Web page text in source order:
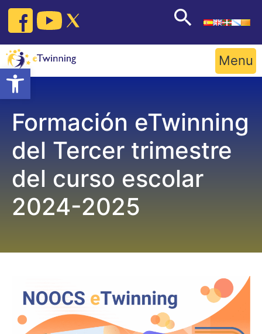
Open toolbar
Skip
content
Menu
Formación eTwinning
del Tercer trimestre
del curso escolar
2024-2025